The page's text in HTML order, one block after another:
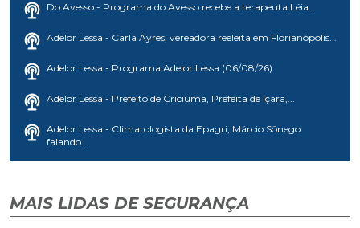
Do Avesso - Programa do Avesso recebe a terapeuta Léia...
Adelor Lessa - Carla Ayres, vereadora reeleita em Florianópolis...
Adelor Lessa - Programa Adelor Lessa (06/08/26)
Adelor Lessa - Prefeito de Criciúma, Prefeita de Içara,...
Adelor Lessa - Climatologista da Epagri, Márcio Sônego
falando...
MAIS LIDAS DE SEGURANÇA